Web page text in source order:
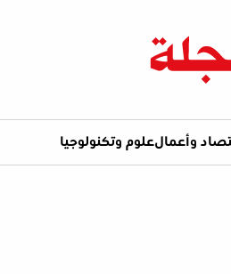
وأعمالعلوم وتكنولوجيا